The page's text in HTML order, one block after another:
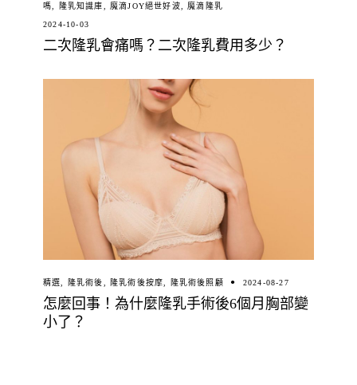
嗎 隆乳知識庫 ,魔滴JOY絕世好波 ,魔滴隆乳
2024-10-03
二次隆乳會痛嗎？二次隆乳費用多少？
精選 隆乳術後 隆乳術後按摩 隆乳術後照顧 2024-08-27
怎麼回事！為什麼隆乳手術後6個月胸部變
小了？